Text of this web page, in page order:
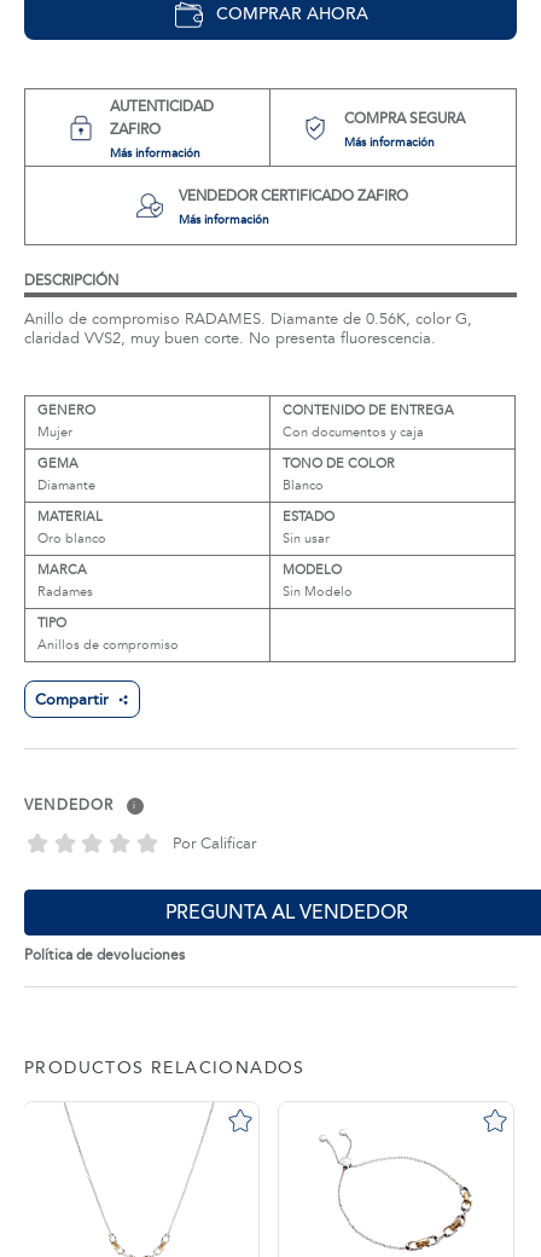
COMPRAR AHORA
AUTENTICIDAD
ZAFIRO
Más información
COMPRA SEGURA
Más información
VENDEDOR CERTIFICADO ZAFIRO
Más información
DESCRIPCIÓN
Anillo de compromiso RADAMES. Diamante de 0.56K, color G,
claridad VVS2, muy buen corte. No presenta fluorescencia.
GENERO
Mujer
CONTENIDO DE ENTREGA
Con documentos y caja
GEMA
Diamante
TONO DE COLOR
Blanco
MATERIAL
Oro blanco
ESTADO
Sin usar
MARCA
Radames
MODELO
Sin Modelo
TIPO
Anillos de compromiso
Compartir
VENDEDOR i
Por Calificar
PREGUNTA AL VENDEDOR
Política de devoluciones
PRODUCTOS RELACIONADOS